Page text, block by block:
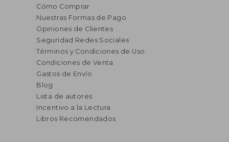
Cómo Comprar
Nuestras Formas de Pago
Opiniones de Clientes
Seguridad Redes Sociales
Términos y Condiciones de Uso
Condiciones de Venta
Gastos de Envío
Blog
Lista de autores
Incentivo a la Lectura
Libros Recomendados